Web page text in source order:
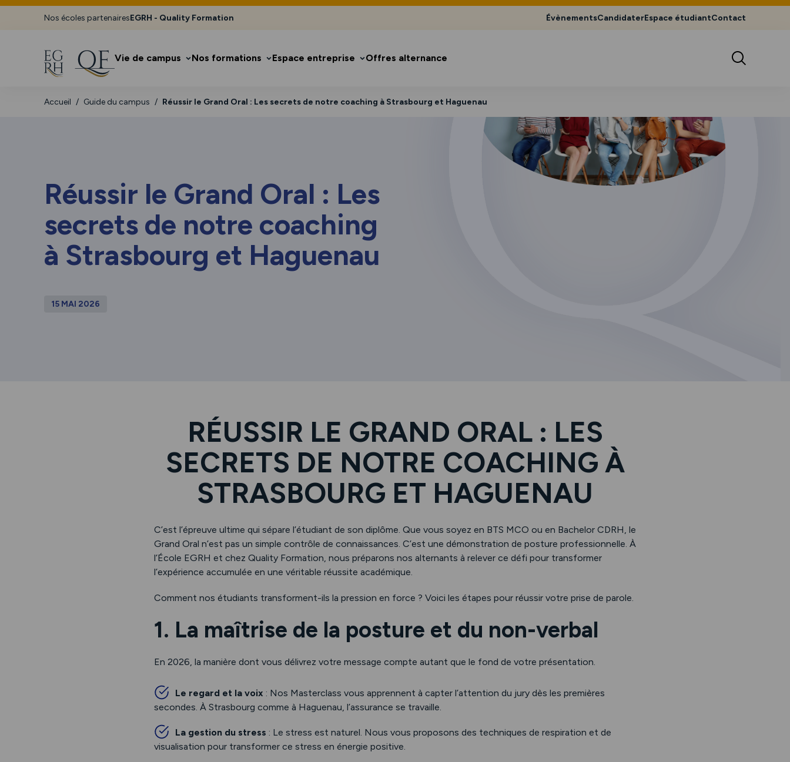
Nos écoles partenairesEGRH - Quality Formation ÉvènementsCandidaterEspace étudiantContact
Vie de campus Nos formations Espace entreprise Offres alternance
Accueil Guide du campus Réussir le Grand Oral : Les secrets de notre coaching à Strasbourg et Haguenau
Réussir le Grand Oral : Les
secrets de notre coaching
à Strasbourg et Haguenau
15 MAI 2026
RÉUSSIR LE GRAND ORAL : LES
SECRETS DE NOTRE COACHING À
STRASBOURG ET HAGUENAU
C’est l’épreuve ultime qui sépare l’étudiant de son diplôme. Que vous soyez en BTS MCO ou en Bachelor CDRH, le
Grand Oral n’est pas un simple contrôle de connaissances. C’est une démonstration de posture professionnelle. À
l’École EGRH et chez Quality Formation, nous préparons nos alternants à relever ce défi pour transformer
l’expérience accumulée en une véritable réussite académique.
Comment nos étudiants transforment-ils la pression en force ? Voici les étapes pour réussir votre prise de parole.
1. La maîtrise de la posture et du non-verbal
En 2026, la manière dont vous délivrez votre message compte autant que le fond de votre présentation.
Le regard et la voix : Nos Masterclass vous apprennent à capter l’attention du jury dès les premières
secondes. À Strasbourg comme à Haguenau, l’assurance se travaille.
La gestion du stress : Le stress est naturel. Nous vous proposons des techniques de respiration et de
visualisation pour transformer ce stress en énergie positive.